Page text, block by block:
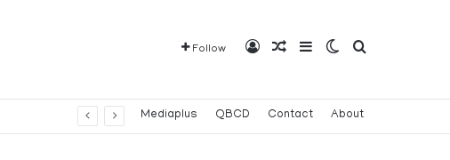
Follow Log InRandom Article
SidebarSwitch skin
Search for
Mediaplus QBCD Contact About